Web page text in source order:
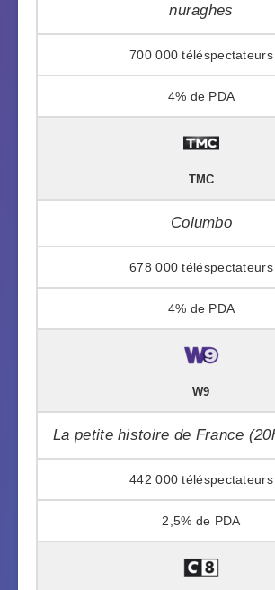
nuraghes
700 000
4%
TMC
Columbo
678 000
4%
W9
La petite histoire de France
442 000
2,5%